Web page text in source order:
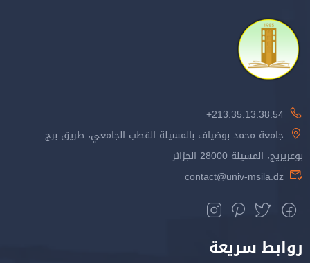
213.35.13.38.54+
جامعة محمد بوضياف بالمسيلة القطب الجامعي، طريق برج
بوعريريج، المسيلة 28000 الجزائر
contact@univ-msila.dz
روابط سريعة